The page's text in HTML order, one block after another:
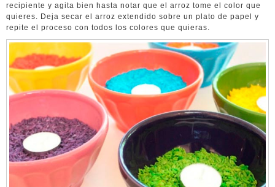
recipiente y agita bien hasta notar que el arroz tome el color que
quieres. Deja secar el arroz extendido sobre un plato de papel y
repite el proceso con todos los colores que quieras.